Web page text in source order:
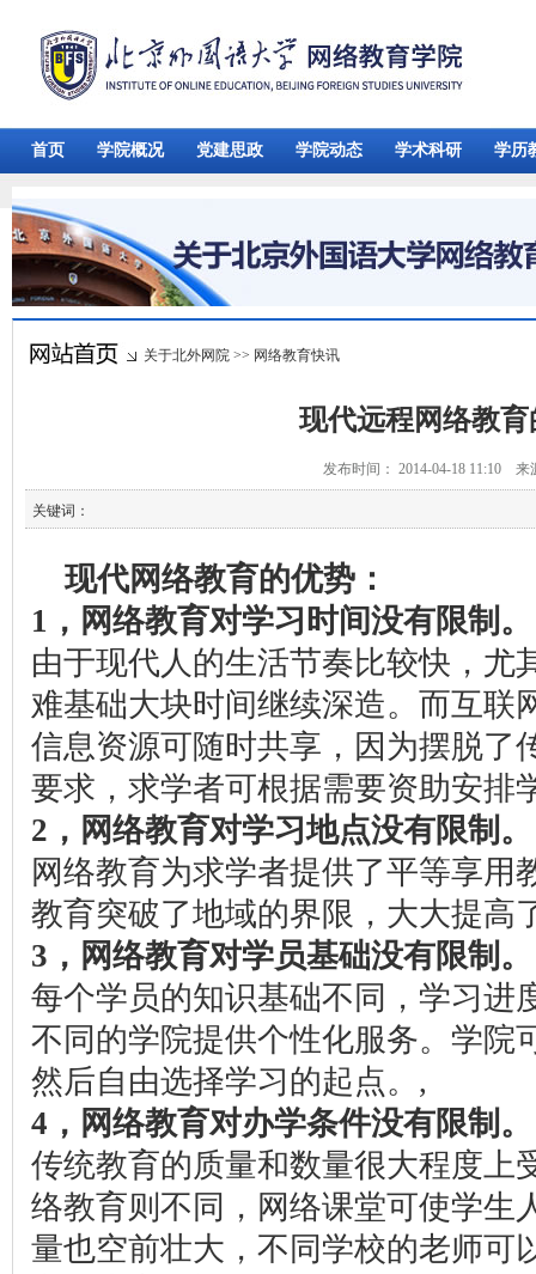
首页 学院概况 党建思政 学院动态 学术科研 学历
关于北外网院 >> 网络教育快讯
现代远程网络教
发布时间： 2014-04-18 11:10
关键词：
现代网络教育的优势：
1，网络教育对学习时间没有限制。
由于现代人的生活节奏比较快，尤
难基础大块时间继续深造。而互联
信息资源可随时共享，因为摆脱了
要求，求学者可根据需要资助安排
2，网络教育对学习地点没有限制。
网络教育为求学者提供了平等享用
教育突破了地域的界限，大大提高
3，网络教育对学员基础没有限制。
每个学员的知识基础不同，学习进
不同的学院提供个性化服务。学院
然后自由选择学习的起点。,
4，网络教育对办学条件没有限制。
传统教育的质量和数量很大程度上
络教育则不同，网络课堂可使学生
量也空前壮大，不同学校的老师可